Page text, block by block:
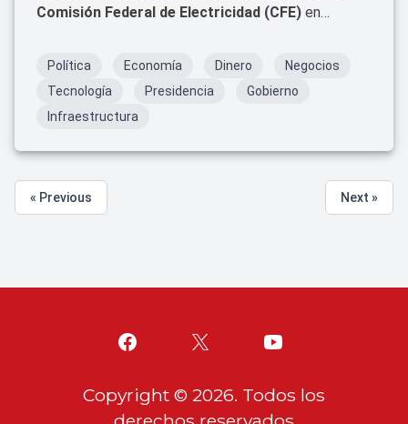
Comisión Federal de Electricidad (CFE) en
y su compromiso con la eficiencia y la transparencia
la han posicionado como una figura clave para la
empresa estatal.
Política Economía Dinero
Negocios
Tecnología
Presidencia
Gobierno
Infraestructura
« Previous Next »
Copyright © 2026. Todos los